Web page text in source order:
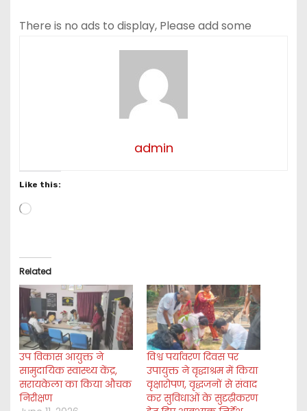
There is no ads to display, Please add some
admin
Like this:
L
i
n
g
…
Related
उप विकास आयुक्त ने
सामुदायिक स्वास्थ्य केंद्र,
सरायकेला का किया औचक
निरीक्षण
विश्व पर्यावरण दिवस पर
उपायुक्त ने वृद्धाश्रम में किया
वृक्षारोपण, वृद्धजनों से संवाद
कर सुविधाओं के सुदृढ़ीकरण